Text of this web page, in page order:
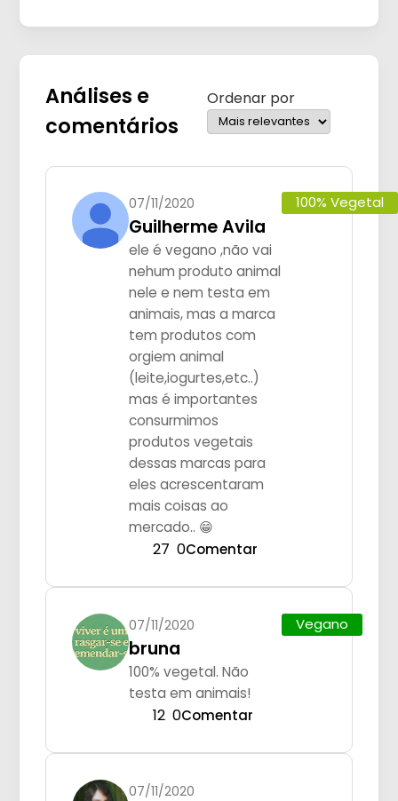
Análises e
comentários
Ordenar por
07/11/2020
Guilherme Avila
ele é vegano ,não vai
nehum produto animal
nele e nem testa em
animais, mas a marca
tem produtos com
orgiem animal
(leite,iogurtes,etc..)
mas é importantes
consurmimos
produtos vegetais
dessas marcas para
eles acrescentaram
mais coisas ao
mercado.. 😁
100% Vegetal
27 0Comentar
07/11/2020
bruna
100% vegetal. Não
testa em animais!
Vegano
12 0Comentar
07/11/2020